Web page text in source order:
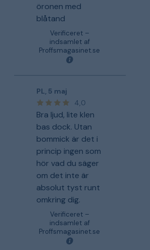
öronen med
blåtand
Verificeret –
indsamlet af
Proffsmagasinet.se
PL
5 maj
4,0
Bra ljud, lite klen
bas dock. Utan
bommick är det i
princip ingen som
hör vad du säger
om det inte är
absolut tyst runt
omkring dig.
Verificeret –
indsamlet af
Proffsmagasinet.se